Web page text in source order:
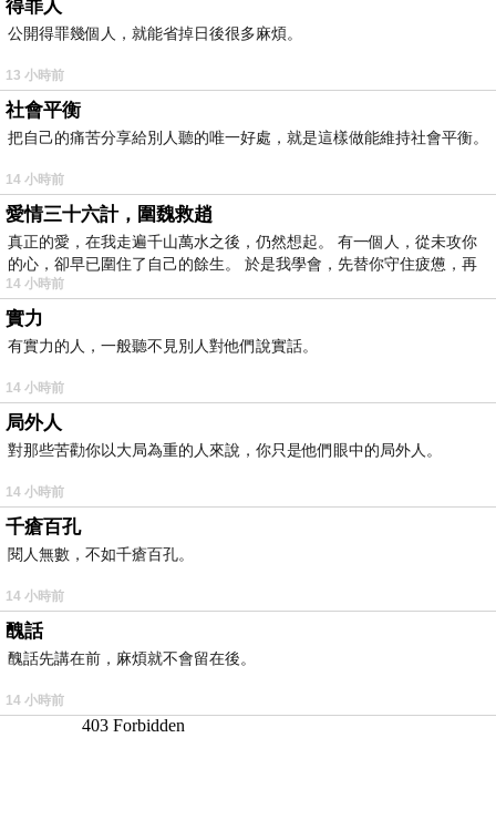
得罪人
公開得罪幾個人，就能省掉日後很多麻煩。
13 小時前
社會平衡
把自己的痛苦分享給別人聽的唯一好處，就是這樣做能維持社會平衡。
14 小時前
愛情三十六計，圍魏救趙
真正的愛，在我走遍千山萬水之後，仍然想起。 有一個人，從未攻你
的心，卻早已圍住了自己的餘生。 於是我學會，先替你守住疲憊，再
14 小時前
實力
有實力的人，一般聽不見別人對他們說實話。
14 小時前
局外人
對那些苦勸你以大局為重的人來說，你只是他們眼中的局外人。
14 小時前
千瘡百孔
閱人無數，不如千瘡百孔。
14 小時前
醜話
醜話先講在前，麻煩就不會留在後。
14 小時前